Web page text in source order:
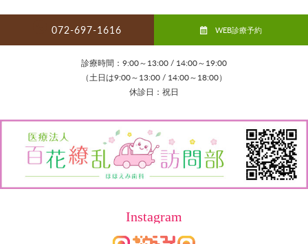
072-697-1616 WEB診療予約
診療時間：9:00～13:00 / 14:00～19:00
（土日は9:00～13:00 / 14:00～18:00）
休診日：祝日
Instagram